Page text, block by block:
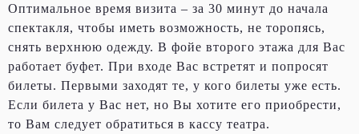
Оптимальное время визита – за 30 минут до начала
спектакля, чтобы иметь возможность, не торопясь,
снять верхнюю одежду. В фойе второго этажа для Вас
работает буфет. При входе Вас встретят и попросят
билеты. Первыми заходят те, у кого билеты уже есть.
Если билета у Вас нет, но Вы хотите его приобрести,
то Вам следует обратиться в кассу театра.